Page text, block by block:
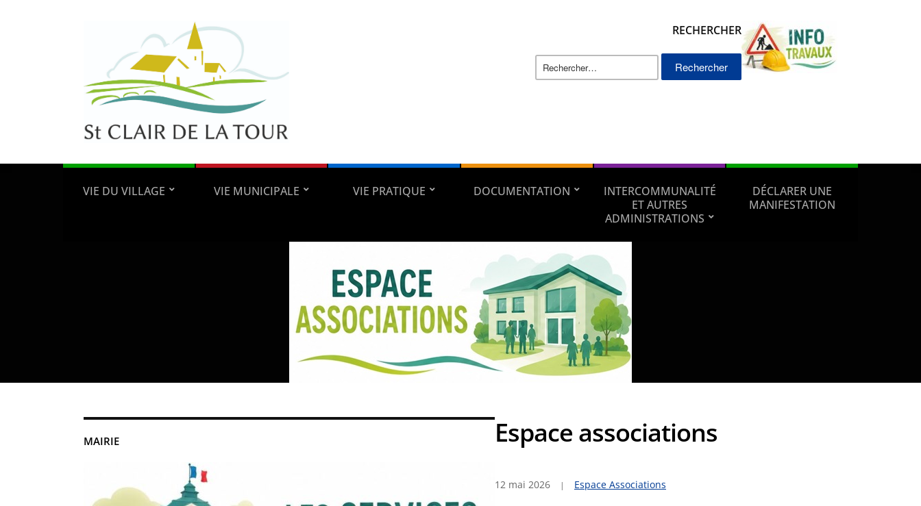
RECHERCHER
Rechercher :
VIE DU VILLAGE VIE MUNICIPALE VIE PRATIQUE DOCUMENTATION
INTERCOMMUNALITÉ
ET AUTRES
ADMINISTRATIONS
DÉCLARER UNE
MANIFESTATION
MAIRIE Espace associations
12 mai 2026 Espace Associations